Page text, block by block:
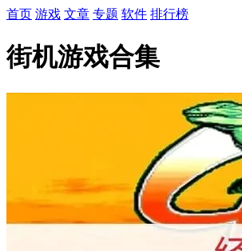
首页 游戏 文章 专题 软件 排行榜
街机游戏合集